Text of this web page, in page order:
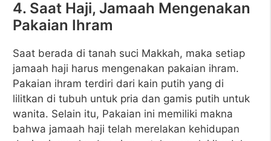
4. Saat Haji, Jamaah Mengenakan
Pakaian Ihram
Saat berada di tanah suci Makkah, maka setiap
jamaah haji harus mengenakan pakaian ihram.
Pakaian ihram terdiri dari kain putih yang di
lilitkan di tubuh untuk pria dan gamis putih untuk
wanita. Selain itu, Pakaian ini memiliki makna
bahwa jamaah haji telah merelakan kehidupan